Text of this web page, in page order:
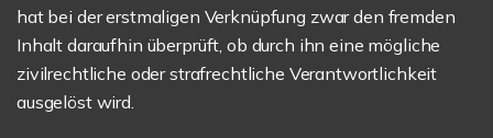
hat bei der erstmaligen Verknüpfung zwar den fremden
Inhalt daraufhin überprüft, ob durch ihn eine mögliche
zivilrechtliche oder strafrechtliche Verantwortlichkeit
ausgelöst wird.